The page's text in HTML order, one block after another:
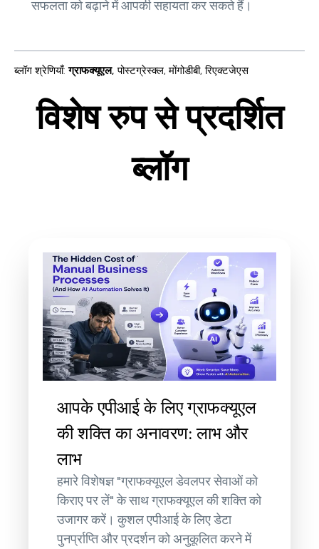
सफलता को बढ़ाने में आपकी सहायता कर सकते हैं।
ब्लॉग श्रेणियाँ: ग्राफक्यूएल, पोस्टग्रेस्क्ल,मोंगोडीबी,रिएक्टजेएस
विशेष रुप से प्रदर्शित
ब्लॉग
आपके एपीआई के लिए ग्राफक्यूएल
की शक्ति का अनावरण: लाभ और
लाभ
हमारे विशेषज्ञ "ग्राफक्यूएल डेवलपर सेवाओं को
किराए पर लें" के साथ ग्राफक्यूएल की शक्ति को
उजागर करें। कुशल एपीआई के लिए डेटा
पुनर्प्राप्ति और प्रदर्शन को अनुकूलित करने में